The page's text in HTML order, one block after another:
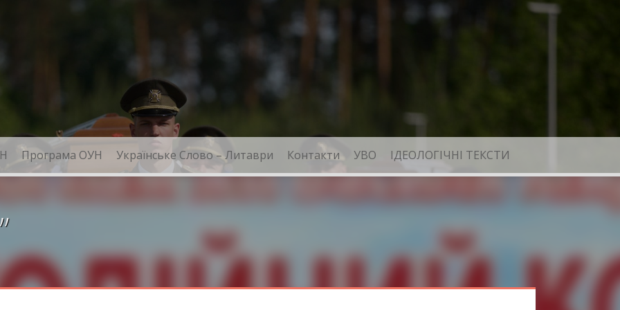
Програма ОУН Українське Слово – Литаври Контакти УВО ІДЕОЛОГІЧНІ ТЕКСТИ